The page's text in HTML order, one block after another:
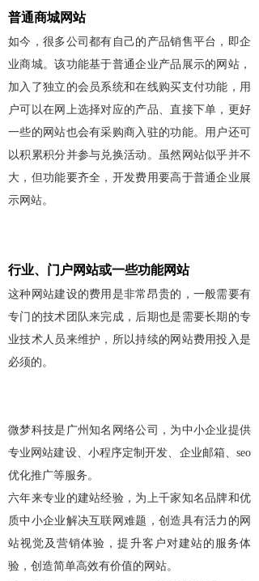
普通商城网站
如今，很多公司都有自己的产品销售平台，即企
业商城。该功能基于普通企业产品展示的网站，
加入了独立的会员系统和在线购买支付功能，用
户可以在网上选择对应的产品、直接下单，更好
一些的网站也会有采购商入驻的功能。用户还可
以积累积分并参与兑换活动。虽然网站似乎并不
大，但功能要齐全，开发费用要高于普通企业展
示网站。
行业、门户网站或一些功能网站
这种网站建设的费用是非常昂贵的，一般需要有
专门的技术团队来完成，后期也是需要长期的专
业技术人员来维护，所以持续的网站费用投入是
必须的。
微梦科技是广州知名网络公司，为中小企业提供
专业网站建设、小程序定制开发、企业邮箱、 seo
优化推广等服务。
六年来专业的建站经验，为上千家知名品牌和优
质中小企业解决互联网难题，创造具有活力的网
站视觉及营销体验，提升客户对建站的服务体
验，创造简单高效有价值的网站。